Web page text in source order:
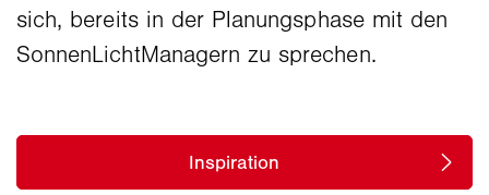
sich, bereits in der Planungsphase mit den
SonnenLichtManagern zu sprechen.